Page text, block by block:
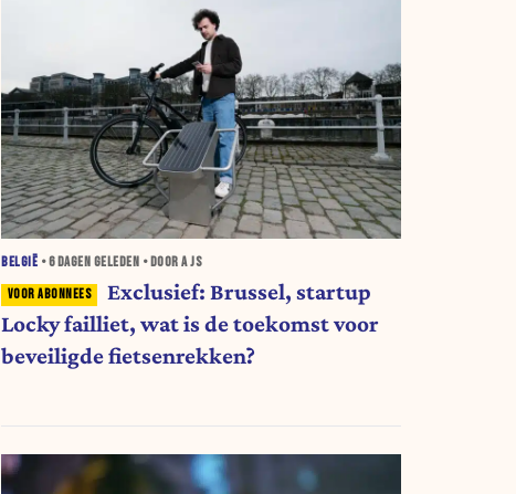
BELGIË •6 DAGEN GELEDEN • DOOR A JS
Exclusief: Brussel, startup
Locky failliet, wat is de toekomst voor
beveiligde fietsenrekken?